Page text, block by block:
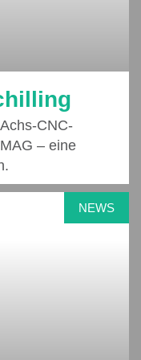
CNC-
– eine
NEWS